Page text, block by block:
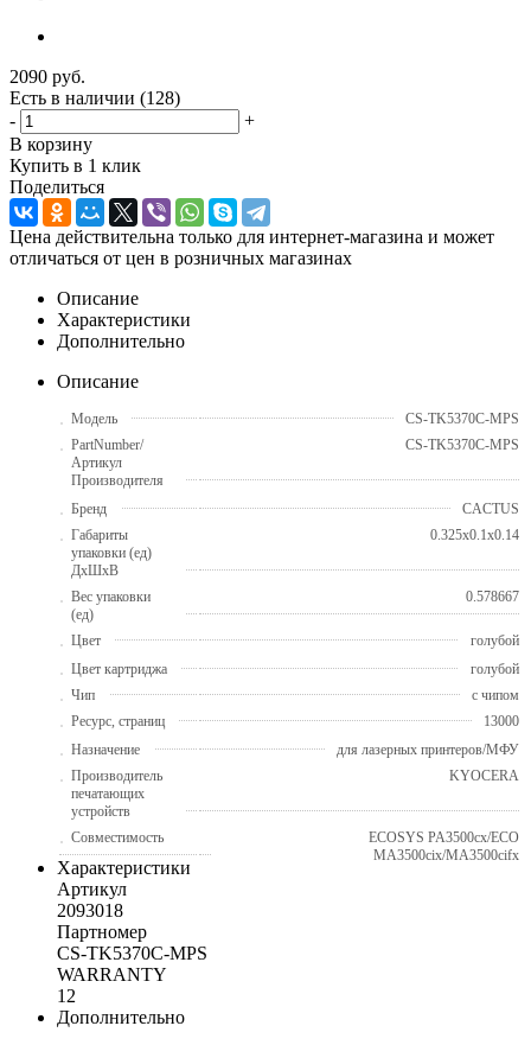
2090 руб.
Есть в наличии (128)
-
+
В корзину
Купить в 1 клик
Поделиться
Цена действительна только для интернет-магазина и может
отличаться от цен в розничных магазинах
Описание
Характеристики
Дополнительно
Описание
Модель
CS-TK5370C-MPS
PartNumber/
Артикул
Производителя
CS-TK5370C-MPS
Бренд
CACTUS
Габариты
упаковки (ед)
ДхШхВ
0.325x0.1x0.14
Вес упаковки
(ед)
0.578667
Цвет
голубой
Цвет картриджа
голубой
Чип
с чипом
Ресурс, страниц
13000
Назначение
для лазерных принтеров/МФУ
Производитель
печатающих
устройств
KYOCERA
Совместимость
ECOSYS PA3500cx/ECO
MA3500cix/MA3500cifx
Характеристики
Артикул
2093018
Партномер
CS-TK5370C-MPS
WARRANTY
12
Дополнительно